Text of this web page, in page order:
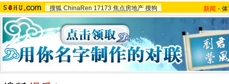
搜狐 ChinaRen 17173 焦点房地产 搜狗 新闻 -